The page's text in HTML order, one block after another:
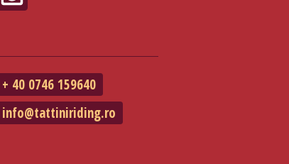
+ 40 0746 159640
info@tattiniriding.ro